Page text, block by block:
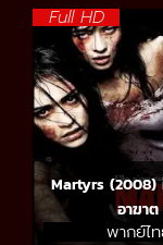
Full HD
Martyrs (2008)
อาฆาต
พากย์ไ